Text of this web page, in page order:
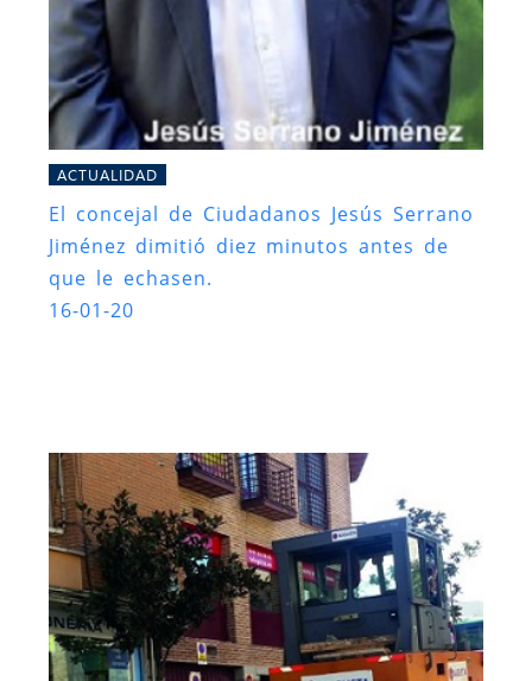
ACTUALIDAD
El concejal de Ciudadanos Jesús Serrano
Jiménez dimitió diez minutos antes de
que le echasen.
16-01-20